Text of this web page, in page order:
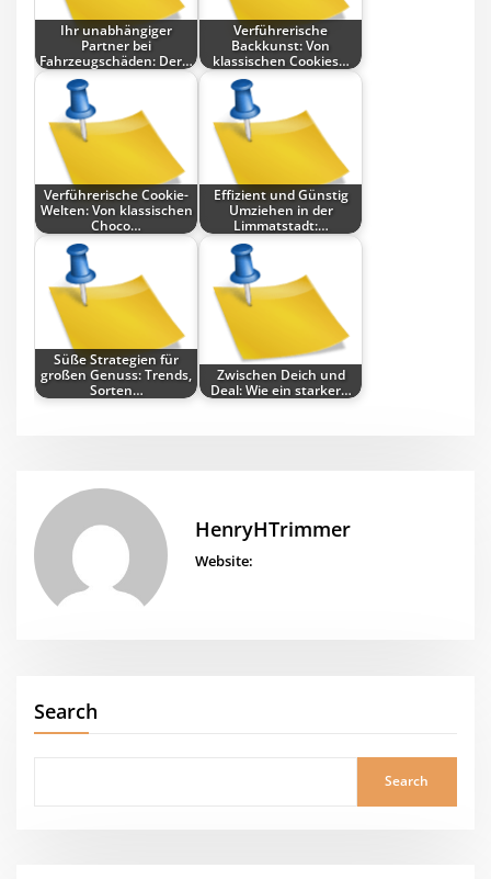
Ihr unabhängiger
Partner bei
Fahrzeugschäden: Der…
Verführerische
Backkunst: Von
klassischen Cookies…
Verführerische Cookie-
Welten: Von klassischen
Choco…
Effizient und Günstig
Umziehen in der
Limmatstadt:…
Süße Strategien für
großen Genuss: Trends,
Sorten…
Zwischen Deich und
Deal: Wie ein starker…
HenryHTrimmer
Website:
Search
Search